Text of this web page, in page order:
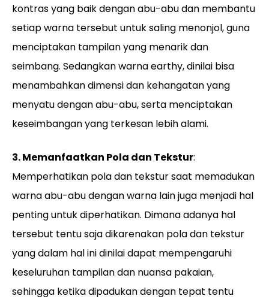
kontras yang baik dengan abu-abu dan membantu
setiap warna tersebut untuk saling menonjol, guna
menciptakan tampilan yang menarik dan
seimbang. Sedangkan warna earthy, dinilai bisa
menambahkan dimensi dan kehangatan yang
menyatu dengan abu-abu, serta menciptakan
keseimbangan yang terkesan lebih alami.
3. Memanfaatkan Pola dan Tekstur:
Memperhatikan pola dan tekstur saat memadukan
warna abu-abu dengan warna lain juga menjadi hal
penting untuk diperhatikan. Dimana adanya hal
tersebut tentu saja dikarenakan pola dan tekstur
yang dalam hal ini dinilai dapat mempengaruhi
keseluruhan tampilan dan nuansa pakaian,
sehingga ketika dipadukan dengan tepat tentu